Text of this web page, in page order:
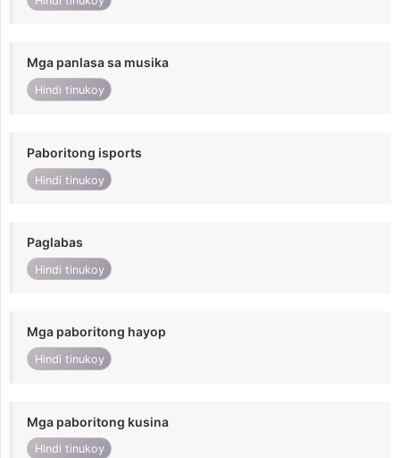
Mga panlasa sa musika
Hindi tinukoy
Paboritong isports
Hindi tinukoy
Paglabas
Hindi tinukoy
Mga paboritong hayop
Hindi tinukoy
Mga paboritong kusina
Hindi tinukoy